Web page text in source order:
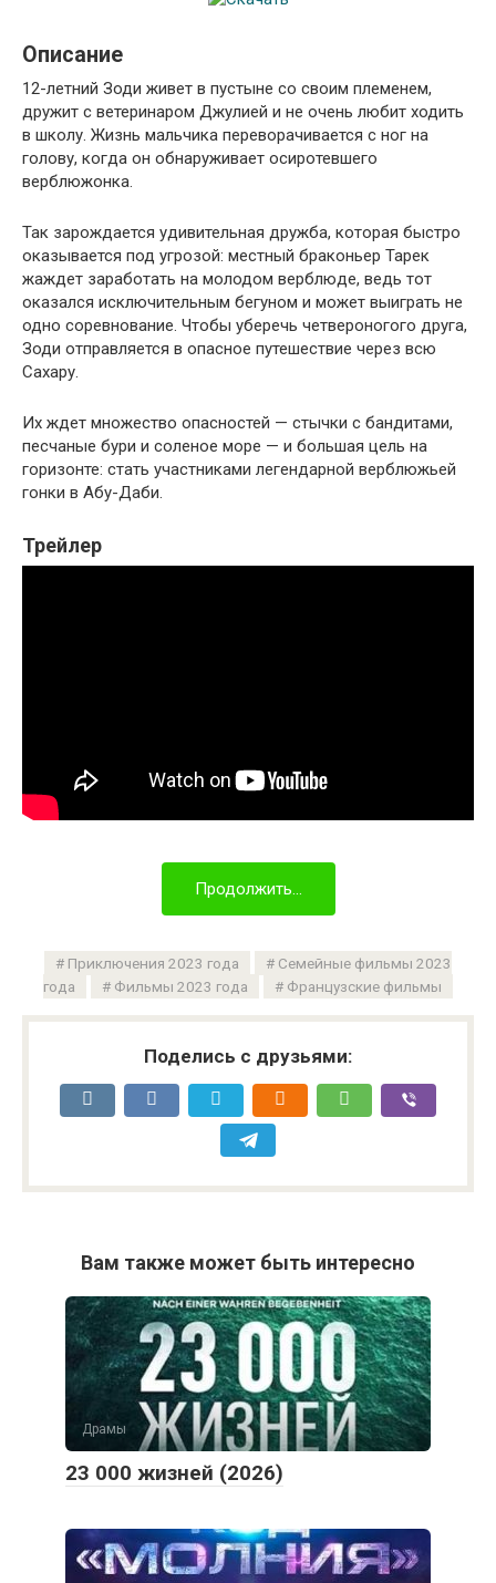
Описание
12-летний Зоди живет в пустыне со своим племенем,
дружит с ветеринаром Джулией и не очень любит ходить
в школу. Жизнь мальчика переворачивается с ног на
голову, когда он обнаруживает осиротевшего
верблюжонка.
Так зарождается удивительная дружба, которая быстро
оказывается под угрозой: местный браконьер Тарек
жаждет заработать на молодом верблюде, ведь тот
оказался исключительным бегуном и может выиграть не
одно соревнование. Чтобы уберечь четвероногого друга,
Зоди отправляется в опасное путешествие через всю
Сахару.
Их ждет множество опасностей — стычки с бандитами,
песчаные бури и соленое море — и большая цель на
горизонте: стать участниками легендарной верблюжьей
гонки в Абу-Даби.
Трейлер
Продолжить...
Приключения 2023 года
Семейные фильмы 2023
года
Фильмы 2023 года Французские фильмы
Поделись с друзьями:
Вам также может быть интересно
Драмы
23 000 жизней (2026)